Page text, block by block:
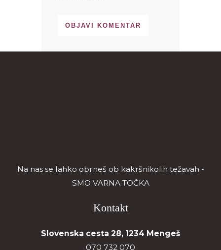
Na nas se lahko obrneš ob kakršnikolih težavah -
SMO VARNA TOČKA
Kontakt
Slovenska cesta 28, 1234 Mengeš
070 732 070